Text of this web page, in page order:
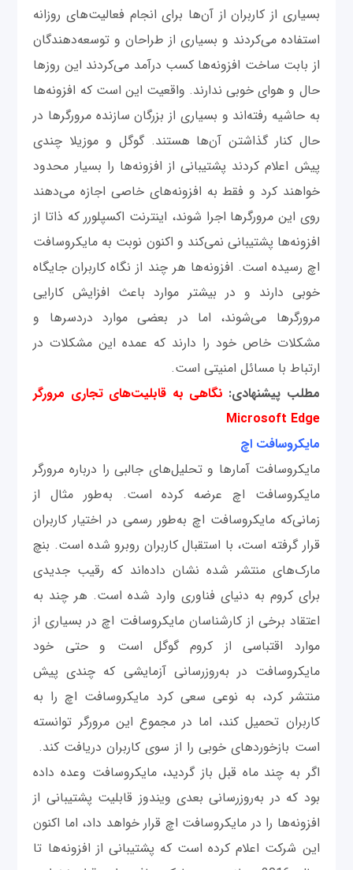
بسیاری از کاربران از آن‌ها برای انجام فعالیت‌های روزانه
استفاده می‌کردند و بسیاری از طراحان و توسعه‌دهندگان
از بابت ساخت افزونه‌ها کسب درآمد می‌کردند این روزها
حال و هوای خوبی ندارند. واقعیت این است که افزونه‌ها
به حاشیه رفته‌اند و بسیاری از بزرگان سازنده مرورگرها در
حال کنار گذاشتن آن‌ها هستند. گوگل و موزیلا چندی
پیش اعلام کردند پشتیبانی از افزونه‌ها را بسیار محدود
خواهند کرد و فقط به افزونه‌های خاصی اجازه می‌دهند
روی این مرورگرها اجرا شوند، اینترنت اکسپلورر که ذاتا از
افزونه‌ها پشتیبانی نمی‌کند و اکنون نوبت به مایکروسافت
اچ رسیده است. افزونه‌ها هر چند از نگاه کاربران جایگاه
خوبی دارند و در بیشتر موارد باعث افزایش کارایی
مرورگرها می‌شوند، اما در بعضی موارد دردسرها و
مشکلات خاص خود را دارند که عمده این مشکلات در
ارتباط با مسائل امنیتی است.
مطلب پیشنهادی: نگاهی به قابلیت‌های تجاری مرورگر
Microsoft Edge
مایکروسافت اچ
مایکروسافت آمارها و تحلیل‌های جالبی را درباره مرورگر
مایکروسافت اچ عرضه کرده است. به‌طور مثال از
زمانی‌که مایکروسافت اچ به‌طور رسمی در اختیار کاربران
قرار گرفته است، با استقبال کاربران روبرو شده است. بنچ
مارک‌های منتشر شده نشان داده‌اند که رقیب جدیدی
برای کروم به دنیای فناوری وارد شده است. هر چند به
اعتقاد برخی از کارشناسان مایکروسافت اچ در بسیاری از
موارد اقتباسی از کروم گوگل است و حتی خود
مایکروسافت در به‌روزرسانی آزمایشی که چندی پیش
منتشر کرد، به نوعی سعی کرد مایکروسافت اچ را به
کاربران تحمیل کند، اما در مجموع این مرورگر توانسته
است بازخوردهای خوبی را از سوی کاربران دریافت کند.
اگر به چند ماه قبل باز گردید، مایکروسافت وعده داده
بود که در به‌روزرسانی بعدی ویندوز قابلیت پشتیبانی از
افزونه‌ها را در مایکروسافت اچ قرار خواهد داد، اما اکنون
این شرکت اعلام کرده است که پشتیبانی از افزونه‌ها تا